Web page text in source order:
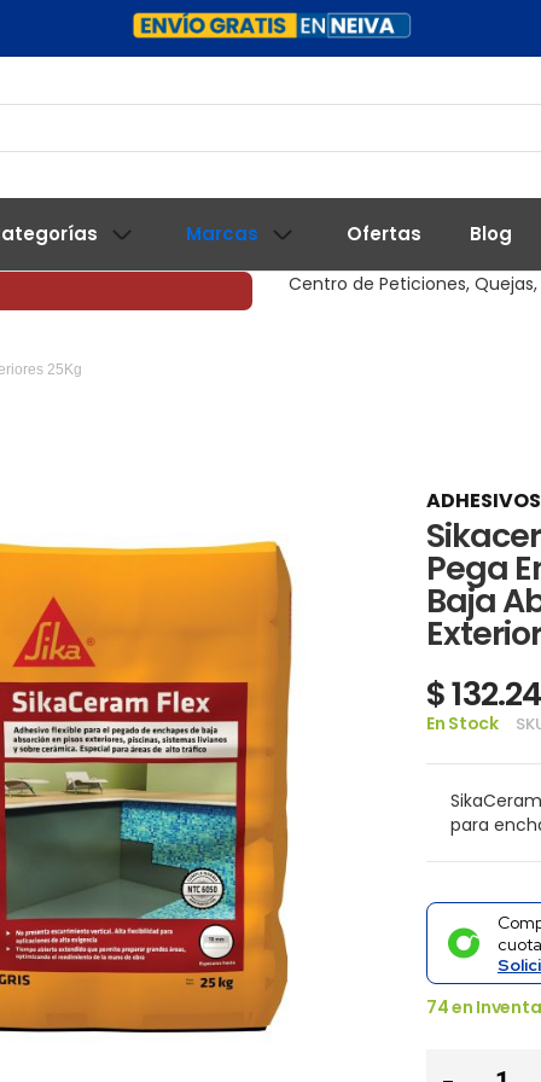
Marcas Ofertas Blog
Centro de Peticiones,
25Kg
ADHESIVOS
Pega
Baja
$
En Stock
para
74en